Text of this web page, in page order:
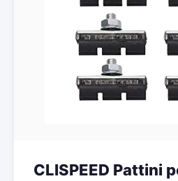
CLISPEED Pattini